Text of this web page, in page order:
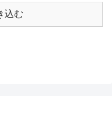
込む